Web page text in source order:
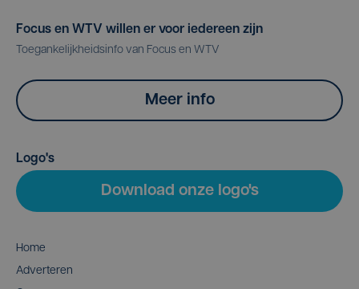
Focus en WTV willen er voor iedereen zijn
Toegankelijkheidsinfo van Focus en WTV
Meer info
Logo's
Download onze logo's
Home
Adverteren